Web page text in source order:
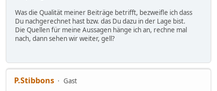
Was die Qualität meiner Beiträge betrifft, bezweifle ich dass
Du nachgerechnet hast bzw. das Du dazu in der Lage bist.
Die Quellen für meine Aussagen hänge ich an, rechne mal
nach, dann sehen wir weiter, gell?
P.Stibbons
Gast